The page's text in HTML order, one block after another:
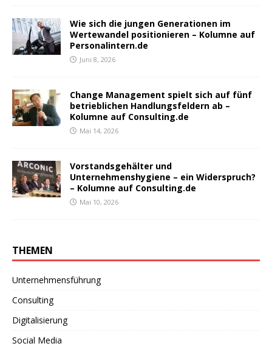
Wie sich die jungen Generationen im
Wertewandel positionieren – Kolumne auf
Personalintern.de
Juni 8, 2026
Change Management spielt sich auf fünf
betrieblichen Handlungsfeldern ab –
Kolumne auf Consulting.de
Mai 14, 2026
Vorstandsgehälter und
Unternehmenshygiene – ein Widerspruch?
– Kolumne auf Consulting.de
Mai 10, 2026
THEMEN
Unternehmensführung
Consulting
Digitalisierung
Social Media